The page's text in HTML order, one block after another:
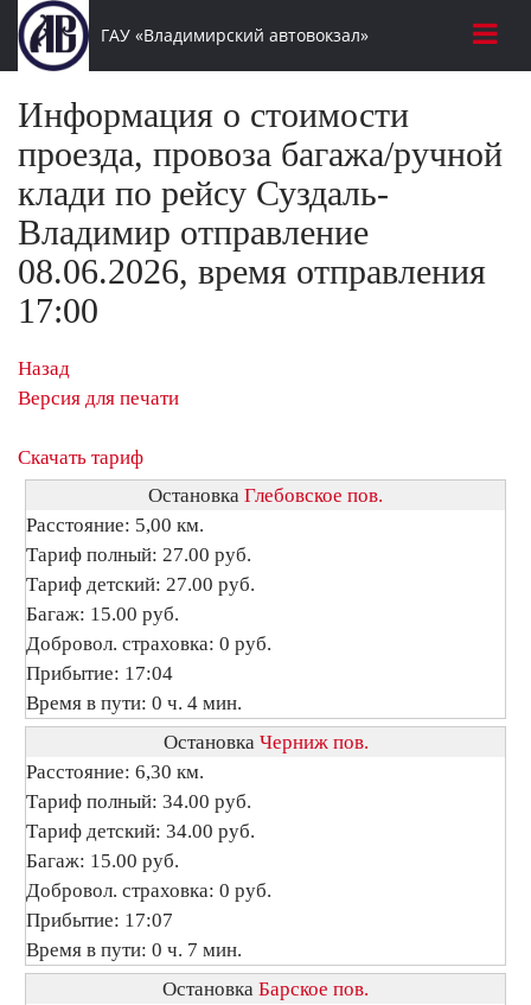
ГАУ «Владимирский автовокзал»
Информация о стоимости
проезда, провоза багажа/ручной
клади по рейсу Суздаль-
Владимир отправление
08.06.2026, время отправления
17:00
Назад
Версия для печати
Скачать тариф
Остановка Глебовское пов.
Расстояние: 5,00 км.
Тариф полный: 27.00 руб.
Тариф детский: 27.00 руб.
Багаж: 15.00 руб.
Добровол. страховка: 0 руб.
Прибытие: 17:04
Время в пути: 0 ч. 4 мин.
Остановка Черниж пов.
Расстояние: 6,30 км.
Тариф полный: 34.00 руб.
Тариф детский: 34.00 руб.
Багаж: 15.00 руб.
Добровол. страховка: 0 руб.
Прибытие: 17:07
Время в пути: 0 ч. 7 мин.
Остановка Барское пов.